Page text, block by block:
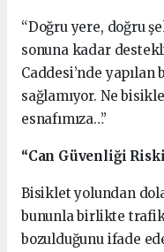
“Doğru yere, doğru
sonuna kadar
Caddesi’nde
sağlamıyor. Ne
esnafımıza…”
“Can Güvenliği
Bisiklet yolundan
bununla birlikte trafik
bozulduğunu ifade